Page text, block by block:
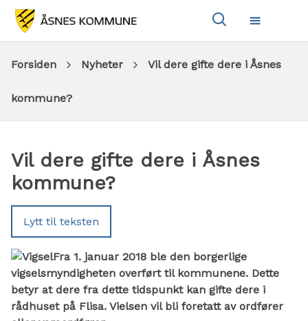
Meny
Du
er
Forsiden Nyheter Vil dere gifte dere i Åsnes
kommune?
Vil dere gifte dere i Åsnes
kommune?
Lytt til teksten
Fra 1. januar 2018 ble den borgerlige
vigselsmyndigheten overført til kommunene. Dette
betyr at dere fra dette tidspunkt kan gifte dere i
rådhuset på Flisa. Vielsen vil bli foretatt av ordfører